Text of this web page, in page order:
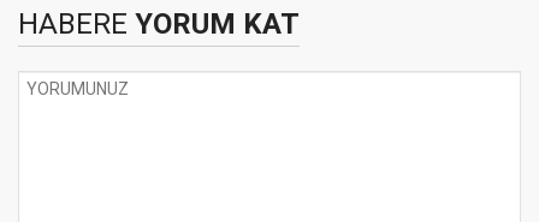
HABERE YORUM KAT